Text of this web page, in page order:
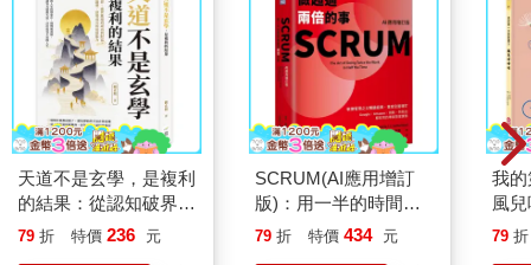
天道不是玄學，是複利
的結果：從認知破界、
處世進退到成功與財
79 折 特價 236 元
SCRUM(AI應用增訂
版)：用一半的時間做
超過兩倍的事
79 折 特價 434 元
我
風
79 折